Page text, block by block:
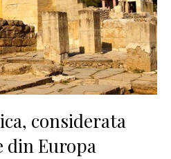
considerata
din Europa